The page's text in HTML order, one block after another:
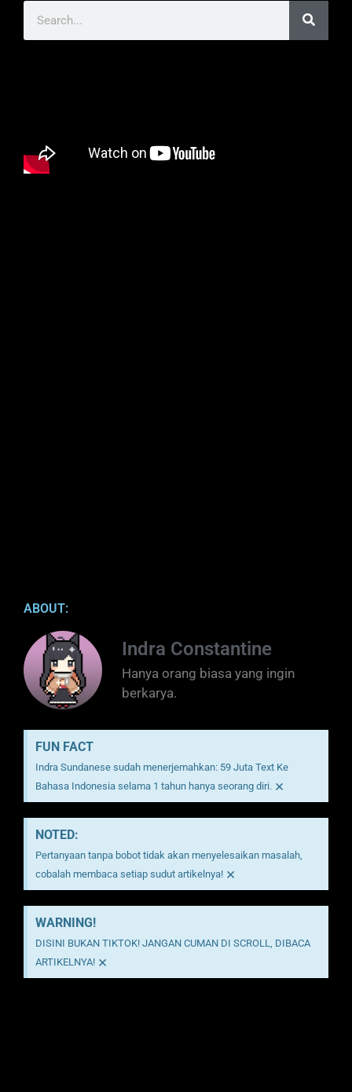
ABOUT:
Indra Constantine
Hanya orang biasa yang ingin
berkarya.
FUN FACT
Indra Sundanese sudah menerjemahkan: 59 Juta Text Ke
Bahasa Indonesia selama 1 tahun hanya seorang diri. ×
NOTED:
Pertanyaan tanpa bobot tidak akan menyelesaikan masalah,
cobalah membaca setiap sudut artikelnya! ×
WARNING!
DISINI BUKAN TIKTOK! JANGAN CUMAN DI SCROLL, DIBACA
ARTIKELNYA! ×